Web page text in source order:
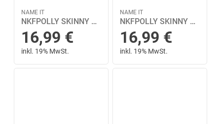
NAME IT
NKFPOLLY SKINNY TWI LEGGING 1186-NA NOOS 92 Slim Fit - Black
16,99 €
inkl. 19% MwSt.
NAME IT
NKFPOLLY SKINNY TWI LEGGING 1186-NA NOOS 98 Slim Fit - Black
16,99 €
inkl. 19% MwSt.